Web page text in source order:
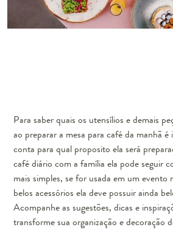
Para saber quais os utensílios e demais
ao preparar a mesa para café da manhã
conta para qual proposito ela será
café diário com a família ela pode seguir
mais simples, se for usada em um evento
belos acessórios ela deve possuir ainda
Acompanhe as sugestões, dicas e
transforme sua organização e decoração